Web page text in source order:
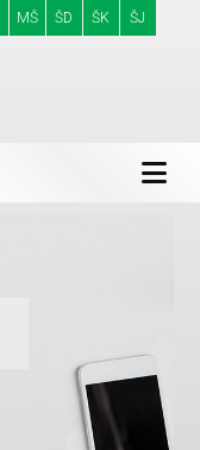
MŠ ŠD ŠK ŠJ